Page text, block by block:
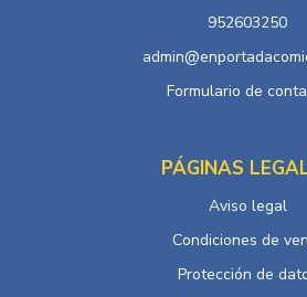
952603250
Formulario de
PÁGINAS
Aviso legal
Condiciones de
Protección de